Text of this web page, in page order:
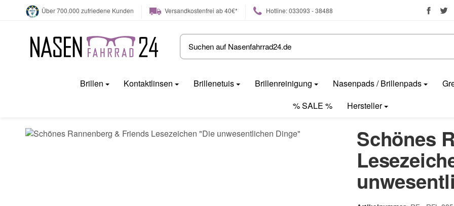
Über 700.000 zufriedene Kunden Versandkostenfrei ab 40€* Hotline: 033093 - 38488
Brillen Kontaktlinsen Brillenetuis Brillenreinigung Nasenpads / Brillenpads
% SALE %
Hersteller
Schönes